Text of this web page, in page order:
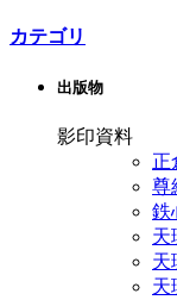
カテゴリ
出版物
影印資料
正
尊
鉄
天
天
天